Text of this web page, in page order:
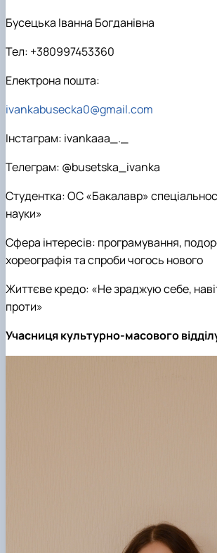
Бусецька Іванна Богданівна
Тел: +380997453360
Електрона пошта:
ivankabusecka0@gmail.com
Інстаграм: ivankaaa_._
Телеграм: @busetska_ivanka
Студентка: ОС «Бакалавр»
науки»
Сфера інтересів: програмування,
хореографія та спроби чогось нового
Життєве кредо: «Не зраджую себе,
проти»
Учасниця культурно-масового